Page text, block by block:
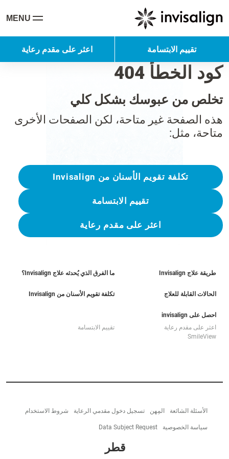
MENU
تقييم الابتسامة اعثر على مقدم رعاية
كود الخطأ 404
تخلص من عبوسك بشكل كلي
هذه الصفحة غير متاحة، لكن الصفحات الأخرى
متاحة، مثل:
تكلفة تقويم الأسنان من Invisalign
تقييم الابتسامة
اعثر على مقدم رعاية
طريقة علاج Invisalign ما الفرق الذي يُحدثه علاج Invisalign؟
الحالات القابلة للعلاج تكلفة تقويم الأسنان من Invisalign
احصل على invisalign
اعثر على مقدم رعاية
تقييم الابتسامة
SmileView
الأسئلة الشائعة المِهن تسجيل دخول مقدمي الرعاية شروط الاستخدام
سياسة الخصوصية Data Subject Request
قطر‎